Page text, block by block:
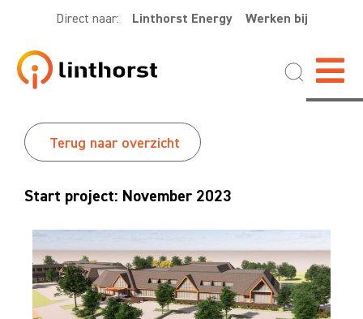
Direct naar: Linthorst Energy Werken bij
Terug naar overzicht
Start project: November 2023